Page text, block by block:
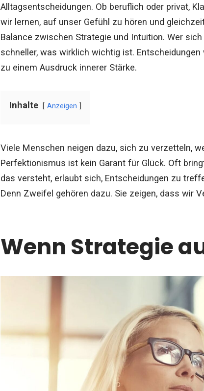
Alltagsentscheidungen. Ob beruflich oder privat,
wir lernen, auf unser Gefühl zu hören und
Balance zwischen Strategie und Intuition. Wer
schneller, was wirklich wichtig ist.
zu einem Ausdruck innerer Stärke.
Inhalte Anzeigen
Viele Menschen neigen dazu, sich zu verzetteln,
Perfektionismus ist kein Garant für Glück. Oft
das versteht, erlaubt sich, Entscheidungen zu
Denn Zweifel gehören dazu. Sie zeigen, dass wir
Wenn Strategie